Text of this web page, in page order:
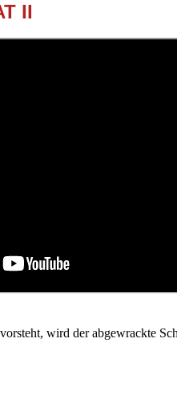
II
wird der abgewrackte